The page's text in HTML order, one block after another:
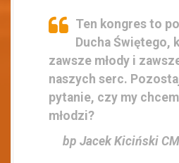
Ten kongres to
Ducha Świętego,
zawsze młody i
naszych serc.
pytanie, czy my
młodzi?
bp Jacek Kiciński